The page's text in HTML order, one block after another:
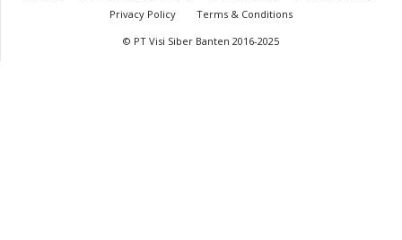
Privacy Policy
Terms & Conditions
© PT Visi Siber Banten 2016-2025